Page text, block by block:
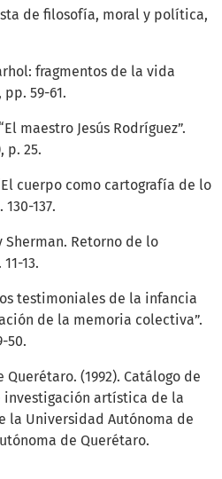
de filosofía, moral y política,
fragmentos de la vida
pp. 59-61.
maestro Jesús Rodríguez”.
p. 25.
cuerpo como cartografía de lo
137.
Sherman. Retorno de lo
13.
testimoniales de la infancia
de la memoria colectiva”.
50.
(1992). Catálogo de
investigación artística de la
la Universidad Autónoma de
de Querétaro.